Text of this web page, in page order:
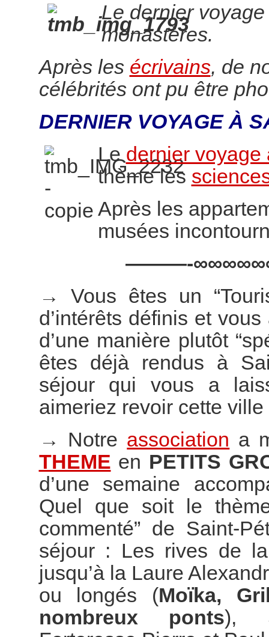
Le dernier
monastères.
Après les écrivains, de
célébrités ont pu être
DERNIER VOYAGE À
Ledernier voyage
thème les
Après les
musées
———-
→Vous êtes un
d’intérêts définis et
d’une manière plutôt
êtes déjà rendus à
séjour qui vous a
aimeriez revoir cette
→ Notre association a
THEME en PETITS
d’une semaine
Quel que soit le
commenté” de Saint-
séjour : Les rives de
jusqu’à la Laure
ou longés (Moïka,
nombreux ponts),